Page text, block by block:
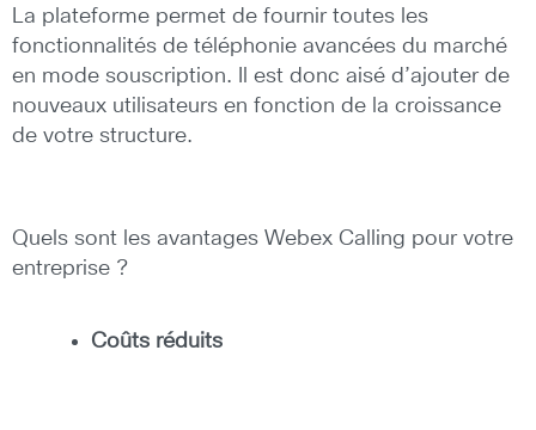
La plateforme permet de fournir toutes les
fonctionnalités de téléphonie avancées du marché
en mode souscription. Il est donc aisé d’ajouter de
nouveaux utilisateurs en fonction de la croissance
de votre structure.
Quels sont les avantages Webex Calling pour votre
entreprise ?
Coûts réduits